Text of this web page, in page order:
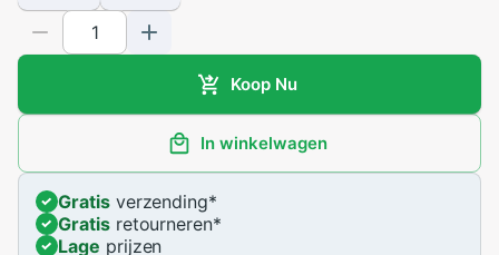
Koop Nu
In winkelwagen
Gratisverzending*
Gratisretourneren*
Lage prijzen